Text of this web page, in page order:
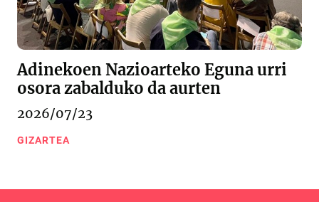
Adinekoen Nazioarteko Eguna urri
osora zabalduko da aurten
2026/07/23
GIZARTEA